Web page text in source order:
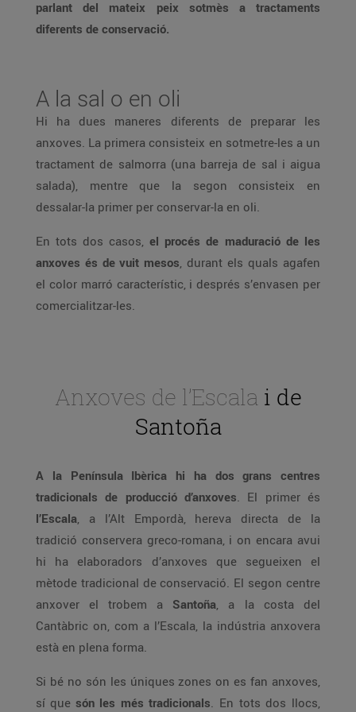
parlant del mateix peix sotmès a tractaments
diferents de conservació.
A la sal o en oli
Hi ha dues maneres diferents de preparar les
anxoves. La primera consisteix en sotmetre-les a un
tractament de salmorra (una barreja de sal i aigua
salada), mentre que la segon consisteix en
dessalar-la primer per conservar-la en oli.
En tots dos casos, el procés de maduració de les
anxoves és de vuit mesos, durant els quals agafen
el color marró característic, i després s’envasen per
comercialitzar-les.
Anxoves de l’Escalai de
Santoña
A la Península Ibèrica hi ha dos grans centres
tradicionals de producció d’anxoves. El primer és
l’Escala, a l’Alt Empordà, hereva directa de la
tradició conservera greco-romana, i on encara avui
hi ha elaboradors d’anxoves que segueixen el
mètode tradicional de conservació. El segon centre
anxover el trobem a Santoña, a la costa del
Cantàbric on, com a l’Escala, la indústria anxovera
està en plena forma.
Si bé no són les úniques zones on es fan anxoves,
sí que són les més tradicionals. En tots dos llocs,